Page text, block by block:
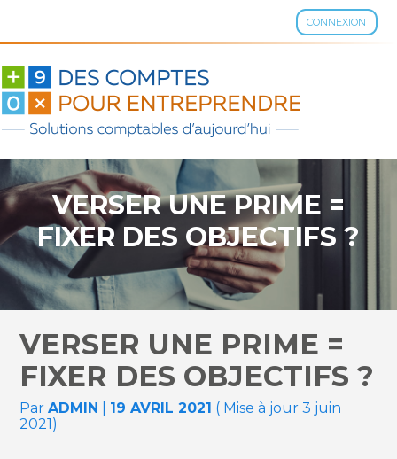
CONNEXION
Aller
contenu
VERSER UNE PRIME =
FIXER DES OBJECTIFS ?
VERSER UNE PRIME =
FIXER DES OBJECTIFS ?
ParADMIN 19 AVRIL 2021 ( Mise à jour 3 juin
2021)